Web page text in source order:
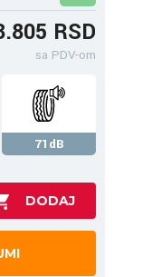
RSD
sa PDV-om
71dB